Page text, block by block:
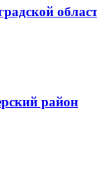
район